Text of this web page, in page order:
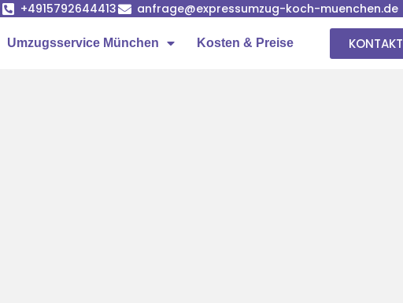
+4915792644413 anfrage@expressumzug-koch-muenchen.de
Umzugsservice München Kosten & Preise KONTAKT